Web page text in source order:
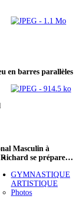
en barres parallèles
Masculin à
se prépare…
GYMNASTIQUE
ARTISTIQUE
Photos